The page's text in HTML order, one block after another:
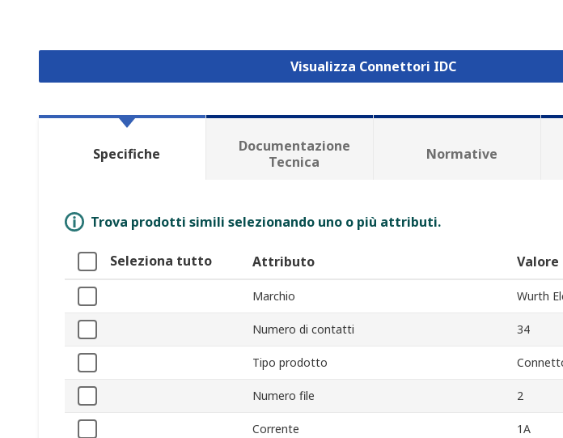
Visualizza Connettori IDC
Specifiche
Documentazione
Tecnica
Normative
Trova prodotti simili selezionando uno o più attributi.
Seleziona tutto Attributo Valore
Marchio Wurth
Numero di contatti 34
Tipo prodotto
Numero file 2
Corrente 1A